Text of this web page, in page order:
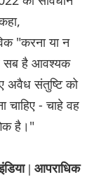
"करना या न
सब है आवश्यक
अवैध संतुष्टि को
चाहिए - चाहे वह
है।"
| आपराधिक